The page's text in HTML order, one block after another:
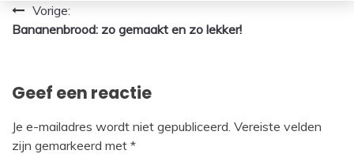
Bericht
navigatie
Vorige:
Bananenbrood: zo gemaakt en zo lekker!
Geef een reactie
Je e-mailadres wordt niet gepubliceerd. Vereiste velden
zijn gemarkeerd met *